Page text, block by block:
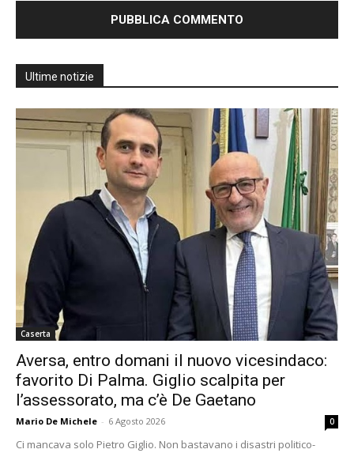
Ultime notizie
Caserta
Aversa, entro domani il nuovo vicesindaco:
favorito Di Palma. Giglio scalpita per
l’assessorato, ma c’è De Gaetano
Mario De Michele - 6 Agosto 2026 0
Ci mancava solo Pietro Giglio. Non bastavano i disastri politico-